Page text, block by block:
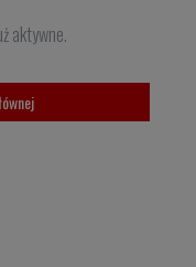
aktywne.